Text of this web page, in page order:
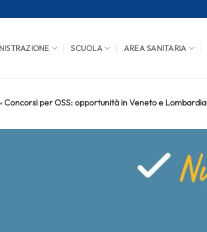
SCUOLA AREA SANITARIA
»Concorsi per OSS: opportunità in Veneto e Lombardia